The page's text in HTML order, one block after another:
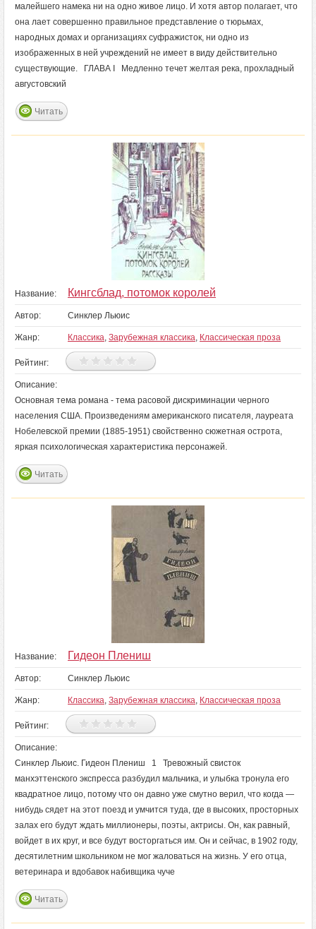
малейшего намека ни на одно живое лицо. И хотя автор полагает, что
она лает совершенно правильное представление о тюрьмах,
народных домах и организациях суфражисток, ни одно из
изображенных в ней учреждений не имеет в виду действительно
существующие. ГЛАВА I Медленно течет желтая река, прохладный
августовский
Читать
Название: Кингсблад, потомок королей
Автор: Синклер Льюис
Жанр: Классика, Зарубежная классика, Классическая проза
Рейтинг:
Описание:
Основная тема романа - тема расовой дискриминации черного
населения США. Произведениям американского писателя, лауреата
Нобелевской премии (1885-1951) свойственно сюжетная острота,
яркая психологическая характеристика персонажей.
Читать
Название: Гидеон Плениш
Автор: Синклер Льюис
Жанр: Классика, Зарубежная классика, Классическая проза
Рейтинг:
Описание:
Синклер Льюис. Гидеон Плениш 1 Тревожный свисток
манхэттенского экспресса разбудил мальчика, и улыбка тронула его
квадратное лицо, потому что он давно уже смутно верил, что когда —
нибудь сядет на этот поезд и умчится туда, где в высоких, просторных
залах его будут ждать миллионеры, поэты, актрисы. Он, как равный,
войдет в их круг, и все будут восторгаться им. Он и сейчас, в 1902 году,
десятилетним школьником не мог жаловаться на жизнь. У его отца,
ветеринара и вдобавок набивщика чуче
Читать